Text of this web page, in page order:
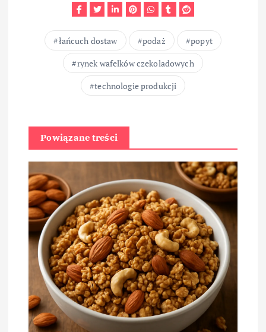
łańcuch dostaw podaż
popyt
rynek wafelków czekoladowych
technologie produkcji
Powiązane treści